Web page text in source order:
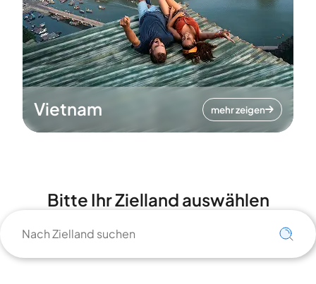
Vietnam mehr zeigen
Bitte Ihr Zielland auswählen